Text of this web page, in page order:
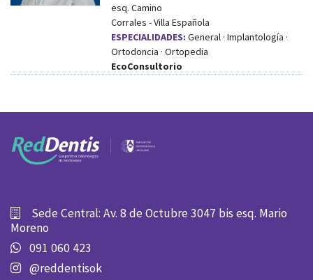
esq. Camino
Corrales -Villa Española
ESPECIALIDADES: General · Implantología ·
Ortodoncia · Ortopedia
EcoConsultorio
Sede Central: Av. 8 de Octubre 3047 bis esq. Mario
Moreno
091 060 423
@reddentisok